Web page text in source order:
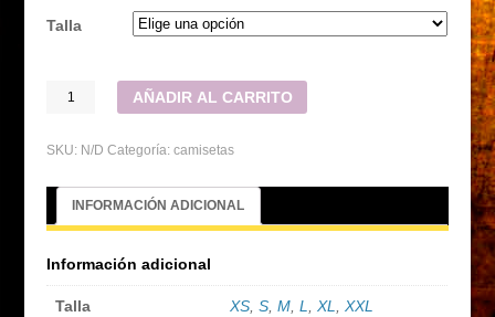
Talla
AÑADIR AL CARRITO
SKU: N/D Categoría:camisetas
INFORMACIÓN ADICIONAL
Información adicional
Talla XS,S,M,L,XL,XXL